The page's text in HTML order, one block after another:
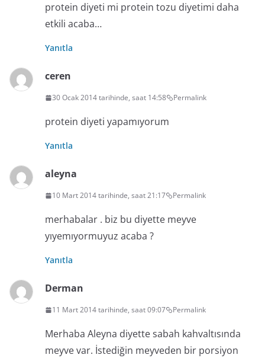
protein diyeti mi protein tozu diyetimi daha
etkili acaba…
Yanıtla
ceren
30 Ocak 2014 tarihinde, saat 14:58 Permalink
protein diyeti yapamıyorum
Yanıtla
aleyna
10 Mart 2014 tarihinde, saat 21:17 Permalink
merhabalar . biz bu diyette meyve
yıyemıyormuyuz acaba ?
Yanıtla
Derman
11 Mart 2014 tarihinde, saat 09:07 Permalink
Merhaba Aleyna diyette sabah kahvaltısında
meyve var. İstediğin meyveden bir porsiyon